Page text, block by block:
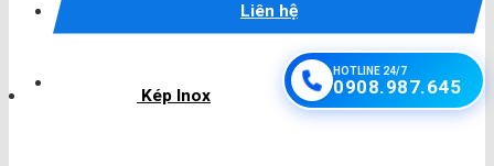
Liên hệ
HOTLINE 24/7
0908.987.645
Kép Inox